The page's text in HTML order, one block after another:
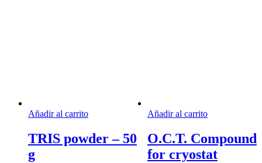
Añadir al carrito
TRIS powder – 50
g
Añadir al carrito
O.C.T. Compound
for cryostat